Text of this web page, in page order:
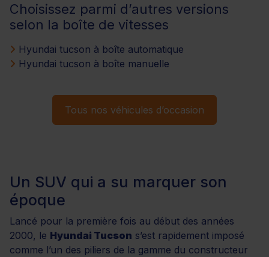
Choisissez parmi d’autres versions
selon la boîte de vitesses
Hyundai tucson à boîte automatique
Hyundai tucson à boîte manuelle
Tous nos véhicules d’occasion
Un SUV qui a su marquer son
époque
Lancé pour la première fois au début des années
2000, le Hyundai Tucson s’est rapidement imposé
comme l’un des piliers de la gamme du constructeur